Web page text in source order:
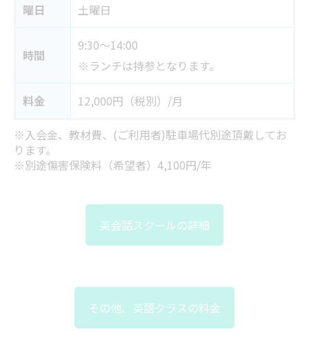
曜日 土曜日
時間
9:30～14:00
※ランチは持参となります。
料金 12,000円（税別）/月
※入会金、教材費、(ご利用者)駐車場代別途頂戴してお
ります。
※別途傷害保険料（希望者）4,100円/年
英会話スクールの詳細
その他、英語クラスの料金